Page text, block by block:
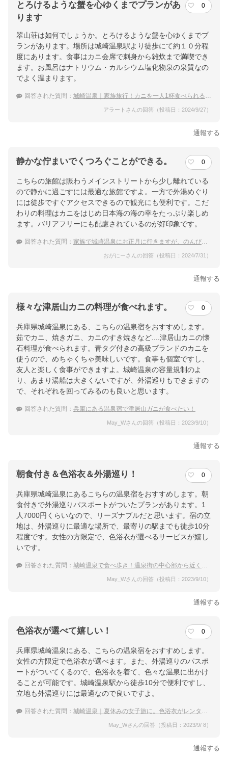
とろけるような蟹を心ゆくまでプランがあ
ります
0
翠山荘は如何でしょうか。とろけるような蟹を心ゆくまでプ
ランがあります。場所は城崎温泉駅より徒歩にて約１０分程
度にあります。食事はカニ会席で刺身から雑炊まで満喫でき
ます。お風呂はナトリウム・カルシウム塩化物泉の泉質なの
でよく温まります。
回答された質問： 城崎温泉｜家族旅行！カニを一人1杯食べられる宿のおすすめは？
アラートさんの回答（投稿日：2024/9/27）
通報する
静かな佇まいでくつろぐことができる。 0
こちらの旅館は賑わうメインストリートから少し離れている
ので静かに過ごすには最適な旅館ですよ。一方で外湯めぐり
には徒歩ですぐアクセスできるので観光にも便利です。こだ
わりの料理はカニをはじめ日本海の海の幸をたっぷり楽しめ
ます。バリアフリーにも配慮されているのが好印象です。
回答された質問： 家族で城崎温泉にお正月に行きますが、のんびり出来る宿があれば教えて下さい。
おがにーさんの回答（投稿日：2024/7/31）
通報する
様々な津居山カニの料理が食べれます。 0
兵庫県城崎温泉にある、こちらの温泉宿をおすすめします。
茹でカニ、焼きガニ、カニのすき焼きなど....津居山カニの懐
石料理が食べられます。青タグ付きの高級ブランドのカニを
使うので、めちゃくちゃ美味しいです。食事も個室ですし、
友人と楽しく食事ができますよ。城崎温泉の容量規制のよ
り、あまり湯船は大きくないですが、外湯巡りもできますの
で、それぞれを回ってみるのも良いと思います。
回答された質問： 兵庫にある温泉宿で津居山ガニが食べたい！
May_Wさんの回答（投稿日：2023/9/10）
通報する
朝食付き＆色浴衣＆外湯巡り！ 0
兵庫県城崎温泉にあるこちらの温泉宿をおすすめします。朝
食付きで外湯巡りパスポートがついたプランがあります。1
人7000円くらいなので、リーズナブルだと思います。宿の立
地は、外湯巡りに最適な場所で、最寄りの駅までも徒歩10分
程度です。女性の方限定で、色浴衣が選べるサービスが嬉し
いです。
回答された質問： 城崎温泉で食べ歩き！温泉街の中心部から近くて安く泊まれるいい宿を教えて。
May_Wさんの回答（投稿日：2023/9/10）
通報する
色浴衣が選べて嬉しい！ 0
兵庫県城崎温泉にある、こちらの温泉宿をおすすめします。
女性の方限定で色浴衣が選べます。また、外湯巡りのパスポ
ートがついてくるので、色浴衣を着て、色々な温泉に出かけ
ることが可能です。城崎温泉駅から徒歩10分で便利ですし、
立地も外湯巡りには最適なので良いですよ。
回答された質問： 城崎温泉｜夏休みの女子旅に。色浴衣がレンタルできる温泉宿は？
May_Wさんの回答（投稿日：2023/9/ 8）
通報する